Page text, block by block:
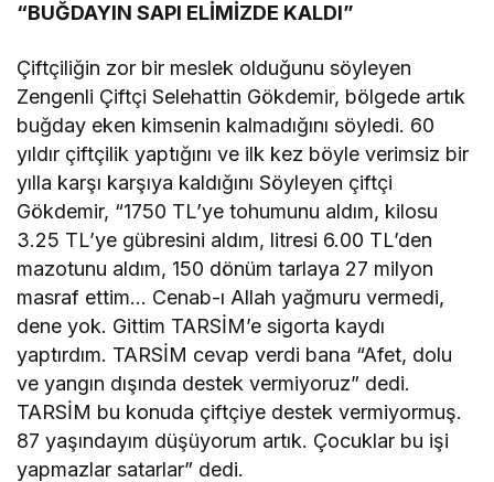
“BUĞDAYIN SAPI ELİMİZDE KALDI”
Çiftçiliğin zor bir meslek olduğunu söyleyen
Zengenli Çiftçi Selehattin Gökdemir, bölgede artık
buğday eken kimsenin kalmadığını söyledi. 60
yıldır çiftçilik yaptığını ve ilk kez böyle verimsiz bir
yılla karşı karşıya kaldığını Söyleyen çiftçi
Gökdemir, “1750 TL’ye tohumunu aldım, kilosu
3.25 TL’ye gübresini aldım, litresi 6.00 TL’den
mazotunu aldım, 150 dönüm tarlaya 27 milyon
masraf ettim… Cenab-ı Allah yağmuru vermedi,
dene yok. Gittim TARSİM’e sigorta kaydı
yaptırdım. TARSİM cevap verdi bana “Afet, dolu
ve yangın dışında destek vermiyoruz” dedi.
TARSİM bu konuda çiftçiye destek vermiyormuş.
87 yaşındayım düşüyorum artık. Çocuklar bu işi
yapmazlar satarlar” dedi.